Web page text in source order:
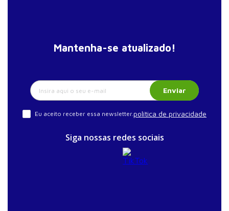
Mantenha-se atualizado!
Enviar
Eu aceito receber essa newsletter.política de privacidade
Siga nossas redes sociais